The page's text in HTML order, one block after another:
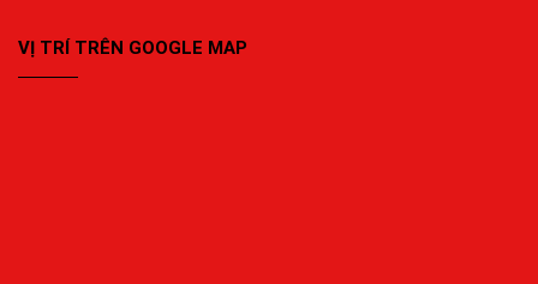
VỊ TRÍ TRÊN GOOGLE MAP